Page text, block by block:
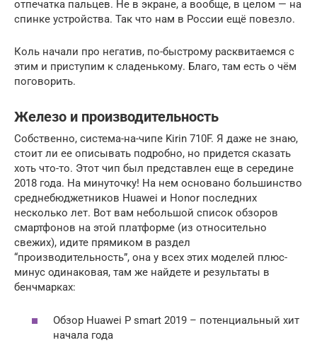
отпечатка пальцев. Не в экране, а вообще, в целом — на
спинке устройства. Так что нам в России ещё повезло.
Коль начали про негатив, по-быстрому расквитаемся с
этим и приступим к сладенькому. Благо, там есть о чём
поговорить.
Железо и производительность
Собственно, система-на-чипе Kirin 710F. Я даже не знаю,
стоит ли ее описывать подробно, но придется сказать
хоть что-то. Этот чип был представлен еще в середине
2018 года. На минуточку! На нем основано большинство
среднебюджетников Huawei и Honor последних
несколько лет. Вот вам небольшой список обзоров
смартфонов на этой платформе (из относительно
свежих), идите прямиком в раздел
“производительность”, она у всех этих моделей плюс-
минус одинаковая, там же найдете и результаты в
бенчмарках:
Обзор Huawei P smart 2019 – потенциальный хит
начала года